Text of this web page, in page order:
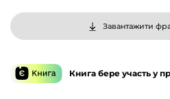
Завантажити
Книга бере участь у